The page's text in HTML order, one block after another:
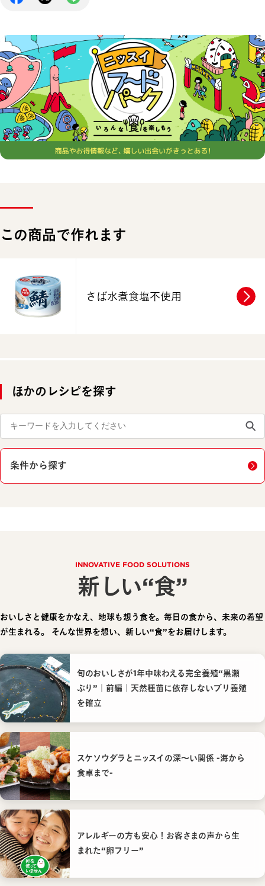
この商品で作れます
さば水煮食塩不使用
ほかのレシピを探す
条件から探す
INNOVATIVE FOOD SOLUTIONS
新しい“食”
おいしさと健康をかなえ、地球も想う食を。毎日の食から、未来の希望
が生まれる。
そんな世界を想い、新しい“食”をお届けします。
旬のおいしさが1年中味わえる完全養殖“黒瀬
ぶり”｜前編｜天然種苗に依存しないブリ養殖
を確立
スケソウダラとニッスイの深〜い関係 -海から
食卓まで-
アレルギーの方も安心！お客さまの声から生
まれた“卵フリー”